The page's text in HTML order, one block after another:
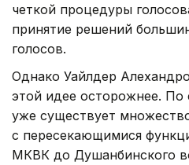
четкой процедуры
принятие решений
голосов.
Однако Уайлдер
этой идее осторожнее. По
уже существует
с пересекающимися
МКВК до Душанбинского